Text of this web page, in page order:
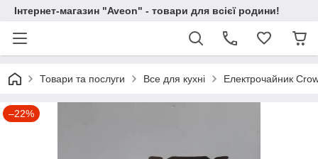
Інтернет-магазин "Aveon" - товари для всієї родини!
Товари та послуги Все для кухні Електрочайник
–22%